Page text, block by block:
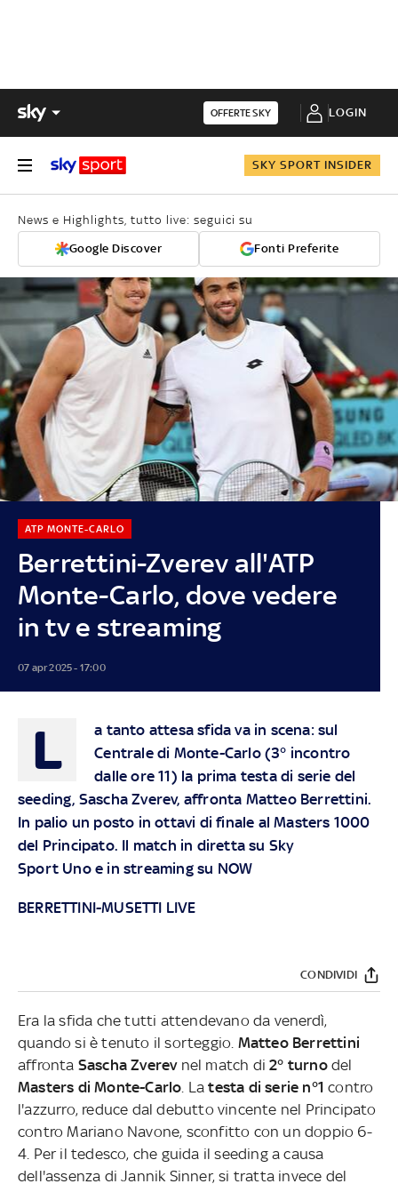
OFFERTE SKY LOGIN
SKY SPORT INSIDER
News e Highlights, tutto live: seguici su
Google Discover Fonti Preferite
Berrettini-Zverev all'ATP
Monte-Carlo, dove vedere
in tv e streaming
ATP MONTE-CARLO
07 apr 2025 - 17:00
L
a tanto attesa sfida va in scena: sul
Centrale di Monte-Carlo (3° incontro
dalle ore 11) la prima testa di serie del
seeding, Sascha Zverev, affronta Matteo Berrettini.
In palio un posto in ottavi di finale al Masters 1000
del Principato. Il match in diretta su Sky
Sport Uno e in streaming su NOW
BERRETTINI-MUSETTI LIVE
CONDIVIDI
Era la sfida che tutti attendevano da venerdì,
quando si è tenuto il sorteggio. Matteo Berrettini
affronta Sascha Zverevnel match di2° turnodel
Masters di Monte-Carlo . Latesta di serie n°1 contro
l'azzurro, reduce dal debutto vincente nel Principato
contro Mariano Navone, sconfitto con un doppio 6-
4. Per il tedesco, che guida il seeding a causa
dell'assenza di Jannik Sinner, si tratta invece del